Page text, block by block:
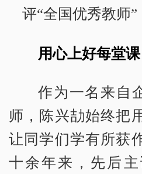
评“全国优秀教师”
用心上好每堂课
作为一名来自
师，陈兴劼始终把
让同学们学有所获
十余年来，先后主